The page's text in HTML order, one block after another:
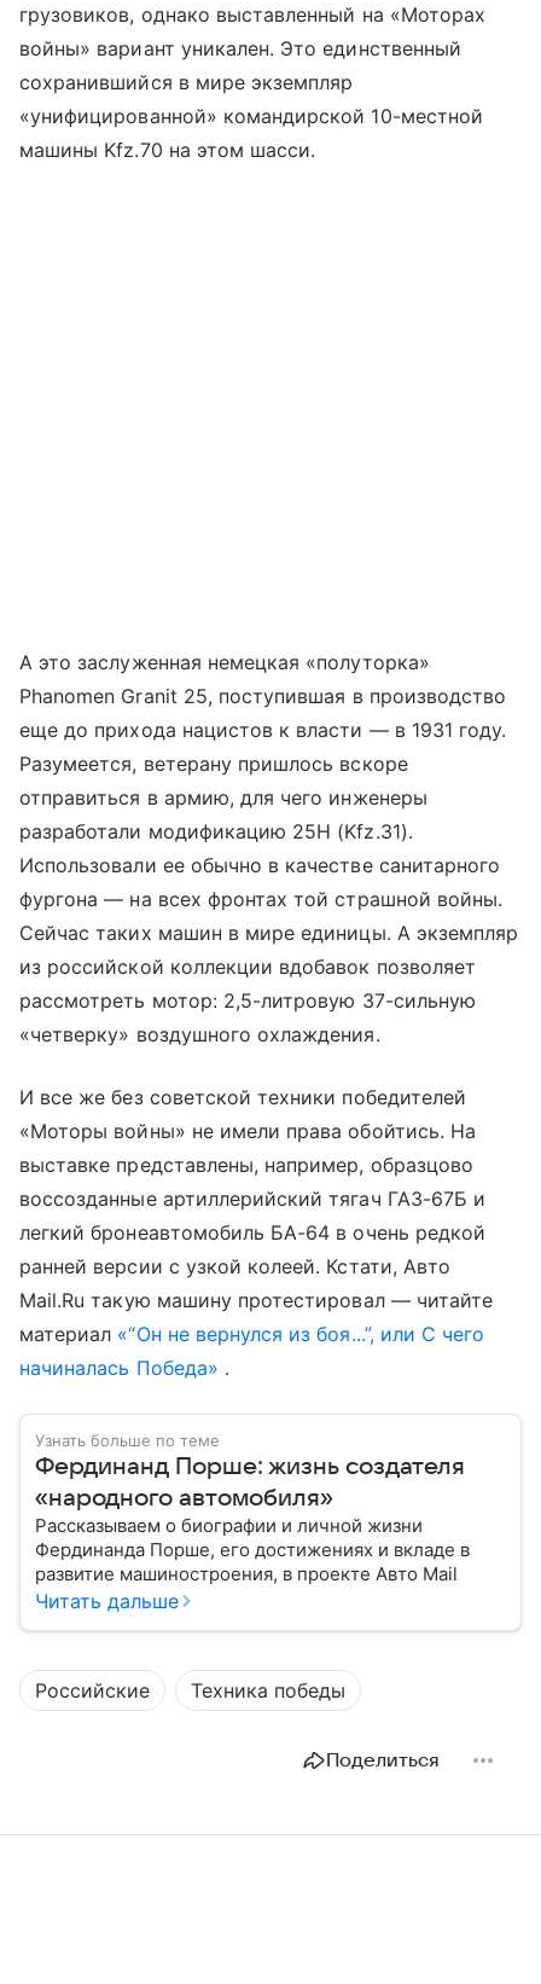
грузовиков, однако выставленный на «Моторах
войны» вариант уникален. Это единственный
сохранившийся в мире экземпляр
«унифицированной» командирской 10-местной
машины Kfz.70 на этом шасси.
А это заслуженная немецкая «полуторка»
Phanomen Granit 25, поступившая в производство
еще до прихода нацистов к власти — в 1931 году.
Разумеется, ветерану пришлось вскоре
отправиться в армию, для чего инженеры
разработали модификацию 25H (Kfz.31).
Использовали ее обычно в качестве санитарного
фургона — на всех фронтах той страшной войны.
Сейчас таких машин в мире единицы. А экземпляр
из российской коллекции вдобавок позволяет
рассмотреть мотор: 2,5-литровую 37-сильную
«четверку» воздушного охлаждения.
И все же без советской техники победителей
«Моторы войны» не имели права обойтись. На
выставке представлены, например, образцово
воссозданные артиллерийский тягач ГАЗ-67Б и
легкий бронеавтомобиль БА-64 в очень редкой
ранней версии с узкой колеей. Кстати, Авто
Mail.Ru такую машину протестировал — читайте
материал «“Он не вернулся из боя...”, или С чего
начиналась Победа» .
Узнать больше по теме
Фердинанд Порше: жизнь создателя
«народного автомобиля»
Рассказываем о биографии и личной жизни
Фердинанда Порше, его достижениях и вкладе в
развитие машиностроения, в проекте Авто Mail
Читать дальше
Российские Техника победы
Поделиться